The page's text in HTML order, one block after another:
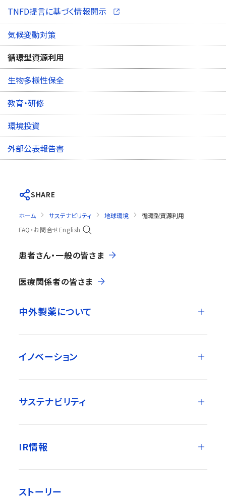
TNFD提言に基づく情報開示
（別ウィンドウで開く）
気候変動対策
循環型資源利用
生物多様性保全
教育・研修
環境投資
外部公表報告書
SHARE
ホーム サステナビリティ 地球環境
循環型資源利用
FAQ・お問合せEnglish
患者さん・一般の皆さま
医療関係者の皆さま
中外製薬について
イノベーション
サステナビリティ
IR情報
ストーリー